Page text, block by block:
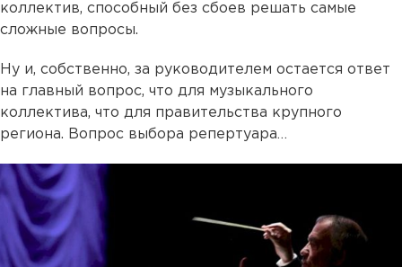
коллектив, способный без сбоев решать самые
сложные вопросы.
Ну и, собственно, за руководителем остается ответ
на главный вопрос, что для музыкального
коллектива, что для правительства крупного
региона. Вопрос выбора репертуара…